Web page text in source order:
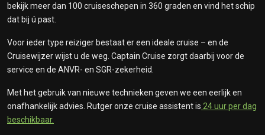
bekijk meer dan 100 cruiseschepen in 360 graden en vind het schip
dat bij ú past.
Voor ieder type reiziger bestaat er een ideale cruise – en de
Cruisewijzer wijst u de weg. Captain Cruise zorgt daarbij voor de
service en de ANVR- en SGR-zekerheid.
Met het gebruik van nieuwe technieken geven we een eerlijk en
onafhankelijk advies. Rutger onze cruise assistent is 24 uur per dag
beschikbaar.